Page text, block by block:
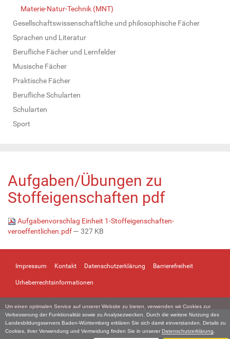
Um einen optimalen Service auf unserer Website zu bieten, verwenden wir Cookies zur
Verbesserung der Funktionalität sowie zu Analysezwecken. Durch die weitere Nutzung des
Landesbildungsservers Baden-Württemberg erklären Sie sich damit einverstanden. Details zu
Cookies, ihrer Verwendung und Vermeidung finden Sie in unserer Datenschutzerklärung
Materie-Natur-Technik (MNT)
Gesellschaftswissenschaftliche und philosophische Fächer
Sprachen und Literatur
Berufliche Fächer und Lernfelder
Musische Fächer
Praktische Fächer
Berufliche Schularten
Schularten
Sport
Aufgaben/Übungen zu
Stoffeigenschaften pdf
Aufgabenvorschlag Einheit 1-Stoffeigenschaften-
veroeffentlichen.pdf— 327 KB
Impressum Kontakt Datenschutzerklärung Barrierefreiheit
Urheberrechtsinformationen